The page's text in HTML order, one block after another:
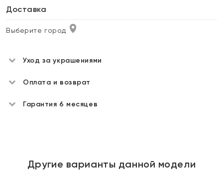
Доставка
Выберите город
Уход за украшениями
Оплата и возврат
Гарантия 6 месяцев
Другие варианты данной модели